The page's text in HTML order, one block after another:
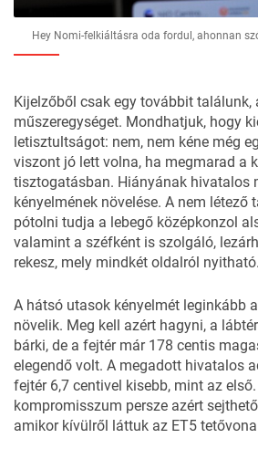
Hey Nomi-felkiáltásra oda fordul, ahonnan
Kijelzőből csak egy továbbit
műszeregységet. Mondhatjuk, hogy
letisztultságot: nem, nem kéne még
viszont jó lett volna, ha megmarad a
tisztogatásban. Hiányának hivatalos
kényelmének növelése. A nem létező
pótolni tudja a lebegő középkonzol
valamint a széfként is szolgáló,
rekesz, mely mindkét oldalról nyitható.
A hátsó utasok kényelmét leginkább
növelik. Meg kell azért hagyni, a
bárki, de a fejtér már 178 centis
elegendő volt. A megadott hivatalos
fejtér 6,7 centivel kisebb, mint az első.
kompromisszum persze azért
amikor kívülről láttuk az ET5